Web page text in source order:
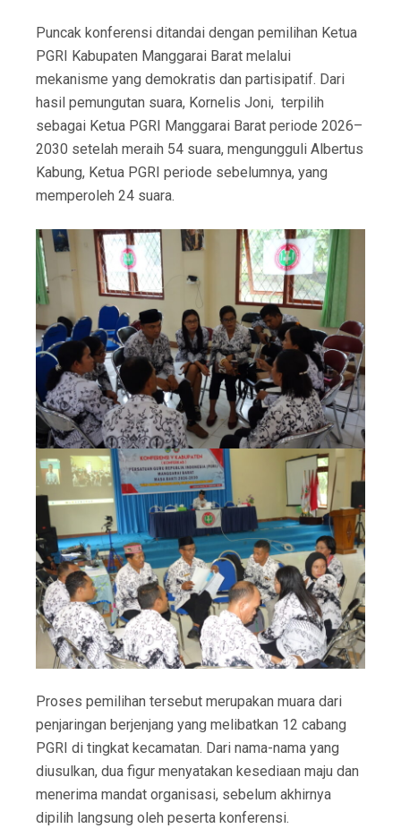
Puncak konferensi ditandai dengan pemilihan Ketua
PGRI Kabupaten Manggarai Barat melalui
mekanisme yang demokratis dan partisipatif. Dari
hasil pemungutan suara, Kornelis Joni, terpilih
sebagai Ketua PGRI Manggarai Barat periode 2026–
2030 setelah meraih 54 suara, mengungguli Albertus
Kabung, Ketua PGRI periode sebelumnya, yang
memperoleh 24 suara.
Proses pemilihan tersebut merupakan muara dari
penjaringan berjenjang yang melibatkan 12 cabang
PGRI di tingkat kecamatan. Dari nama-nama yang
diusulkan, dua figur menyatakan kesediaan maju dan
menerima mandat organisasi, sebelum akhirnya
dipilih langsung oleh peserta konferensi.